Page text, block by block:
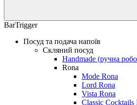
BarTrigger
Посуд та подача напоїв
Скляний посуд
Handmade (ручна
Rona
Mode Rona
Lord Rona
Vista Rona
Classic Cocktails